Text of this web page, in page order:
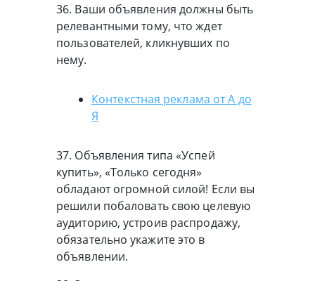
36. Ваши объявления должны быть
релевантными тому, что ждет
пользователей, кликнувших по
нему.
Контекстная реклама от А до
Я
37. Объявления типа «Успей
купить», «Только сегодня»
обладают огромной силой! Если вы
решили побаловать свою целевую
аудиторию, устроив распродажу,
обязательно укажите это в
объявлении.